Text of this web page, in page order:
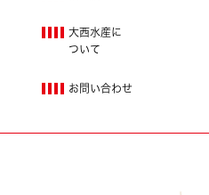
大西水産に
ついて
お問い合わせ